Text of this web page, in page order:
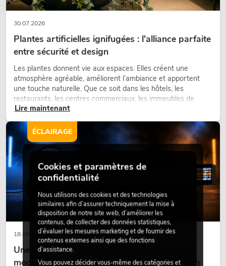
30.07.2026
Plantes artificielles ignifugées : l'alliance parfaite
entre sécurité et design
Les plantes donnent vie aux espaces. Elles créent une
atmosphère agréable, améliorent l’ambiance et apportent
une touche naturelle. Que ce soit dans les hôtels, les
restaurants, les centres commerciaux, les immeubles de
bureaux ou sur les stands d’exposition, une végétalisation de
qualité fait depuis longtemps partie intégrante des concepts
d’aménagement modernes.
Lire maintenant
18.06.2026
Une touche rétro dans un design d'éclairage
moderne : pourquoi la lumière chaude fait son
ÉCLAIRAGE
Cookies et paramètres de
confidentialité
Nous utilisons des cookies et des technologies
similaires afin d’assurer techniquement la mise à
disposition de notre site web, d’améliorer les
contenus, de collecter des données statistiques,
d’évaluer les mesures marketing et de fournir des
contenus externes ainsi que des fonctions
d’assistance.
Vous pouvez décider vous-même des catégories et